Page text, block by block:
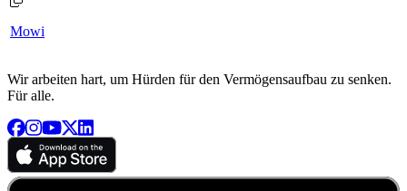
Mowi
Wir arbeiten hart, um Hürden für den Vermögensaufbau zu senken.
Für alle.